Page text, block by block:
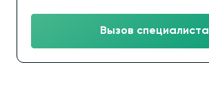
Вызов специалиста